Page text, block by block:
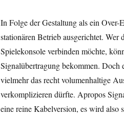
In Folge der Gestaltung als ein Over-
stationären Betrieb ausgerichtet.
Spielekonsole verbinden möchte,
Signalübertragung bekommen.
vielmehr das recht volumenhaltige
verkomplizieren dürfte. Apropos
eine reine Kabelversion, es wird also